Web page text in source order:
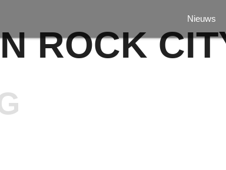
Nieuws
ROCK